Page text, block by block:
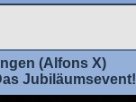
(Alfons X)
Jubiläumsevent!